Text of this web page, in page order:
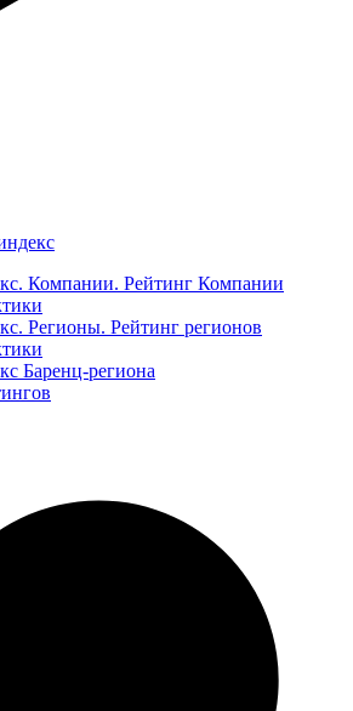
Компании. Рейтинг Компании
Регионы. Рейтинг регионов
Баренц-региона